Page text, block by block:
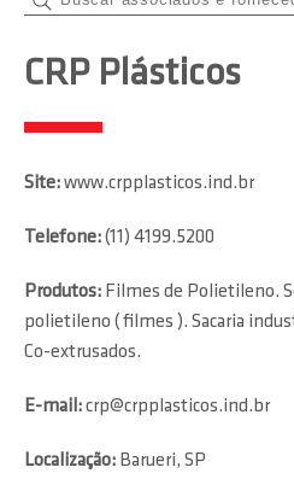
CRP Plásticos
Site:www.crpplasticos.ind.br
Telefone:(11) 4199.5200
Produtos: Filmes de Polietileno.
polietileno ( filmes ). Sacaria
Co-extrusados.
E-mail:crp@crpplasticos.ind.br
Localização: Barueri, SP